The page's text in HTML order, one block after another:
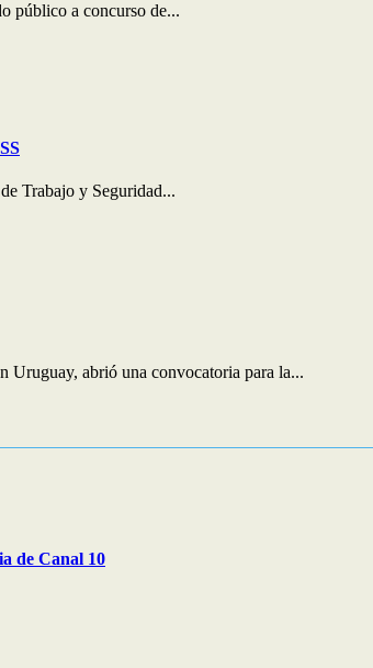
público a concurso de...
Trabajo y Seguridad...
Uruguay, abrió una convocatoria para la...
de Canal 10